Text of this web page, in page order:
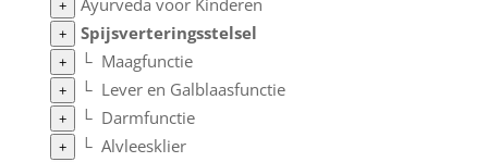
+ Ayurveda voor Kinderen
+ Spijsverteringsstelsel
+ └ Maagfunctie
+ └ Lever en Galblaasfunctie
+ └ Darmfunctie
+ └ Alvleesklier